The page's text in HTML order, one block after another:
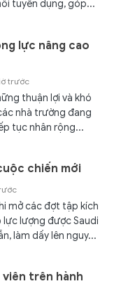
tuyển dụng, góp...
lực nâng cao
trước
thuận lợi và khó
nhà trường đang
tục nhân rộng...
chiến mới
mở các đợt tập kích
lực lượng được Saudi
làm dấy lên nguy...
viên trên hành